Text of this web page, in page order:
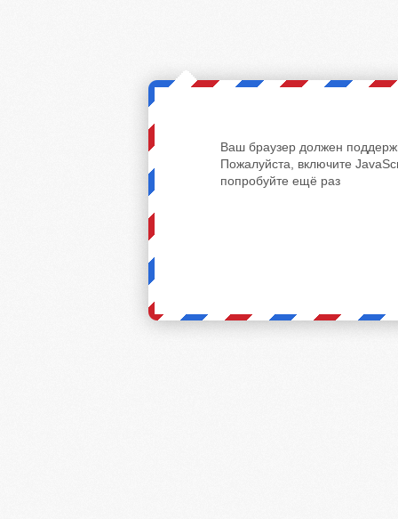
Ваш браузер должен
Пожалуйста, включите
попробуйте ещё раз